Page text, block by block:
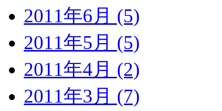
2011年6月 (5)
2011年5月 (5)
2011年4月 (2)
2011年3月 (7)